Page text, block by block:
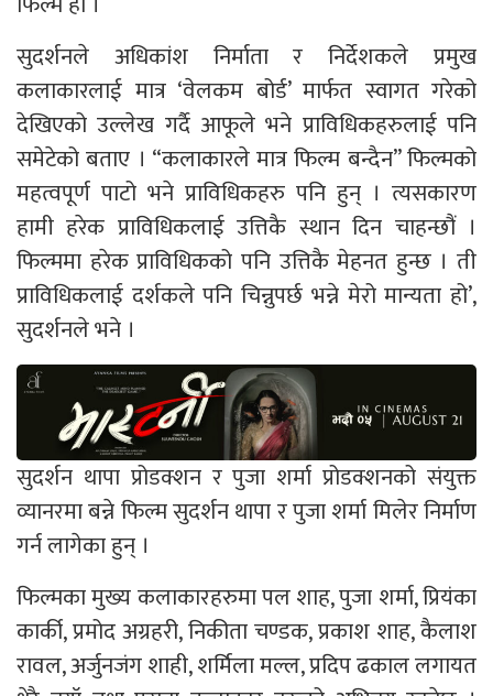
सुदर्शनले अधिकांश निर्माता र निर्देशकले प्रमुख
कलाकारलाई मात्र ‘वेलकम बोर्ड’ मार्फत स्वागत गरेको
देखिएको उल्लेख गर्दै आफूले भने प्राविधिकहरुलाई पनि
समेटेको बताए । “कलाकारले मात्र फिल्म बन्दैन” फिल्मको
महत्वपूर्ण पाटो भने प्राविधिकहरु पनि हुन् । त्यसकारण
हामी हरेक प्राविधिकलाई उत्तिकै स्थान दिन चाहन्छौं ।
फिल्ममा हरेक प्राविधिकको पनि उत्तिकै मेहनत हुन्छ । ती
प्राविधिकलाई दर्शकले पनि चिन्नुपर्छ भन्ने मेरो मान्यता हो’,
सुदर्शनले भने ।
सुदर्शन थापा प्रोडक्शन र पुजा शर्मा प्रोडक्शनको संयुक्त
व्यानरमा बन्ने फिल्म सुदर्शन थापा र पुजा शर्मा मिलेर निर्माण
गर्न लागेका हुन् ।
फिल्मका मुख्य कलाकारहरुमा पल शाह, पुजा शर्मा, प्रियंका
कार्की, प्रमोद अग्रहरी, निकीता चण्डक, प्रकाश शाह, कैलाश
रावल, अर्जुनजंग शाही, शर्मिला मल्ल, प्रदिप ढकाल लगायत